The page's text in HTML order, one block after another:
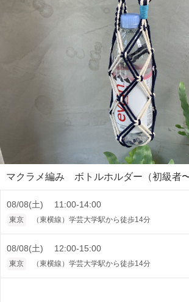
マクラメ編み ボトルホルダー（初級者〜
08/08(土) 11:00-14:00
東京 （東横線）学芸大学駅から徒歩14分
08/08(土) 12:00-15:00
東京 （東横線）学芸大学駅から徒歩14分